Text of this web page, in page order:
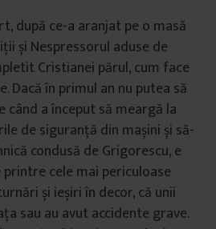
după ce-a aranjat pe o masă
și Nespressorul aduse de
Cristianei părul, cum face
Dacă în primul an nu putea să
a început să meargă la
de siguranță din mașini și să-
condusă de Grigorescu, e
cele mai periculoase
și ieșiri în decor, că unii
sau au avut accidente grave.